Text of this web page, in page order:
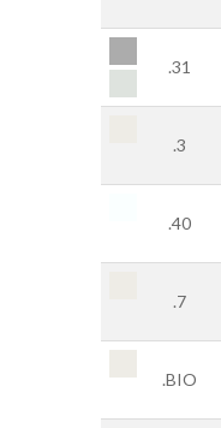
.31
.3
.40
.7
.BIO